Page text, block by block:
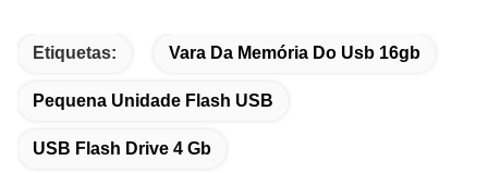
Etiquetas: Vara Da Memória Do Usb 16gb
Pequena Unidade Flash USB
USB Flash Drive 4 Gb